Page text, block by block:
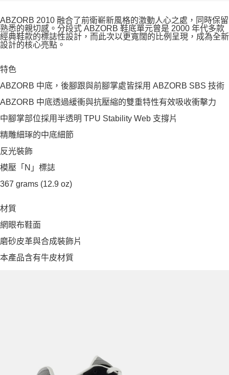
ABZORB 2010 融合了前衛嶄新風格的激動人心之處，同時保留
熟悉的親切感。分段式 ABZORB 鞋底單元曾是 2000 年代多款
經典鞋款的標誌性設計，而此次以更寬闊的比例呈現，成為全新
設計的核心亮點。
特色
ABZORB 中底，後腳跟與前腳掌處皆採用 ABZORB SBS 技術
ABZORB 中底透過緩衝與抗壓縮的雙重特性有效吸收衝擊力
中腳掌部位採用半透明 TPU Stability Web 支撐片
精雕細琢的中底細節
反光裝飾
模壓「N」標誌
367 grams (12.9 oz)
材質
網眼布鞋面
磨砂皮革與合成裝飾片
本產品含有牛皮材質